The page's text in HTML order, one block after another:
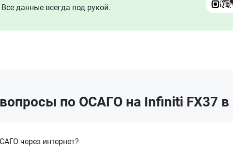
данные всегда под рукой.
по ОСАГО на Infiniti FX37
через интернет?